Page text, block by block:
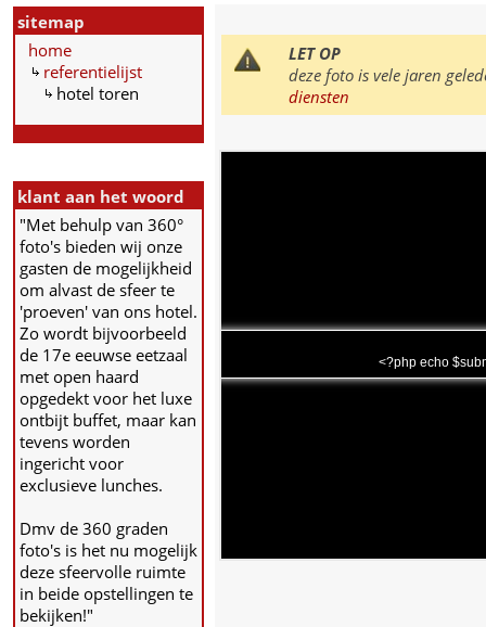
sitemap
home
referentielijst
hotel toren
klant aan het woord
"Met behulp van 360°
foto's bieden wij onze
gasten de mogelijkheid
om alvast de sfeer te
'proeven' van ons hotel.
Zo wordt bijvoorbeeld
de 17e eeuwse eetzaal
met open haard
opgedekt voor het luxe
ontbijt buffet, maar kan
tevens worden
ingericht voor
exclusieve lunches.
Dmv de 360 graden
foto's is het nu mogelijk
deze sfeervolle ruimte
in beide opstellingen te
bekijken!"
LET OP
deze foto is vele jaren
diensten
<?php echo